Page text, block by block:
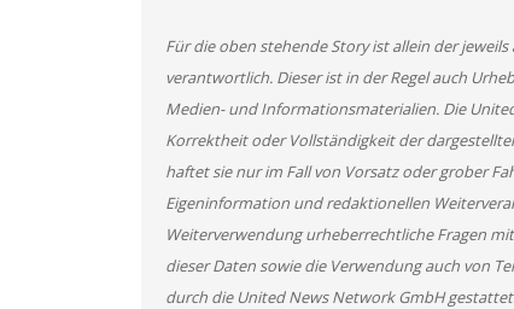
Für die oben stehende Story ist allein der
verantwortlich. Dieser ist in der Regel auch
Medien- und Informationsmaterialien. Die
Korrektheit oder Vollständigkeit der
haftet sie nur im Fall von Vorsatz oder grober
Eigeninformation und redaktionellen
Weiterverwendung urheberrechtliche Fragen
dieser Daten sowie die Verwendung auch von
durch die United News Network GmbH